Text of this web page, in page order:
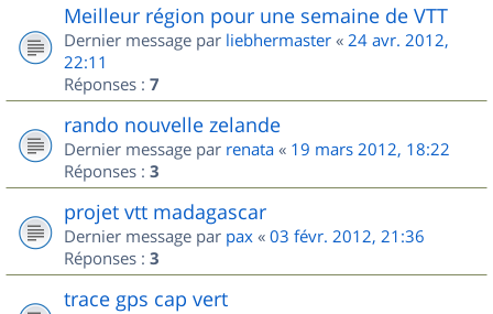
Meilleur région pour une semaine de VTT
Dernier message par liebhermaster « 24 avr. 2012,
22:11
Réponses : 7
rando nouvelle zelande
Dernier message par renata « 19 mars 2012, 18:22
Réponses : 3
projet vtt madagascar
Dernier message par pax « 03 févr. 2012, 21:36
Réponses : 3
trace gps cap vert